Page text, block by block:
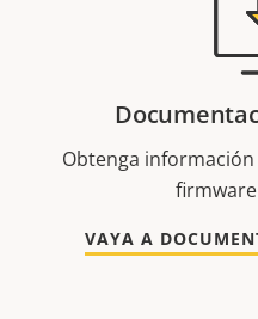
Obtenga
VAYA A